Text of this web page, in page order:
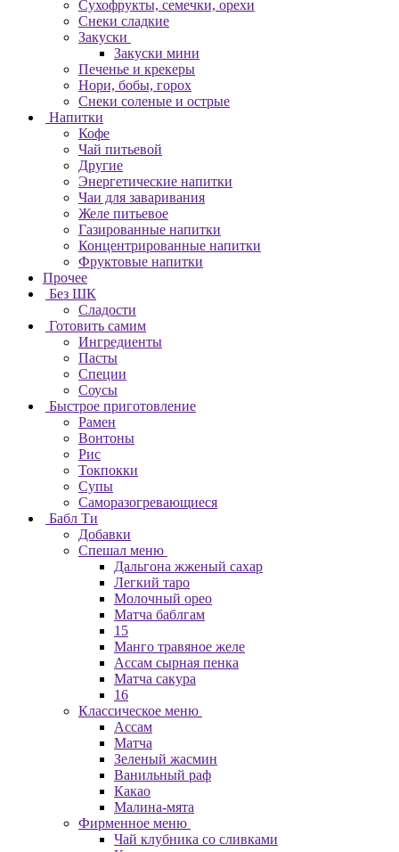
Сухофрукты, семечки, орехи
Снеки сладкие
Закуски
Закуски мини
Печенье и крекеры
Нори, бобы, горох
Снеки соленые и острые
Напитки
Кофе
Чай питьевой
Другие
Энергетические напитки
Чаи для заваривания
Желе питьевое
Газированные напитки
Концентрированные напитки
Фруктовые напитки
Прочее
Без ШК
Сладости
Готовить самим
Ингредиенты
Пасты
Специи
Соусы
Быстрое приготовление
Рамен
Вонтоны
Рис
Токпокки
Супы
Саморазогревающиеся
Бабл Ти
Добавки
Спешал меню
Дальгона жженый сахар
Легкий таро
Молочный орео
Матча баблгам
15
Манго травяное желе
Ассам сырная пенка
Матча сакура
16
Классическое меню
Ассам
Матча
Зеленый жасмин
Ванильный раф
Какао
Малина-мята
Фирменное меню
Чай клубника со сливками